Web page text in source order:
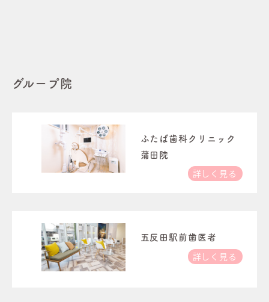
グループ院
ふたば歯科クリニック
蒲田院
詳しく見る
五反田駅前歯医者
詳しく見る